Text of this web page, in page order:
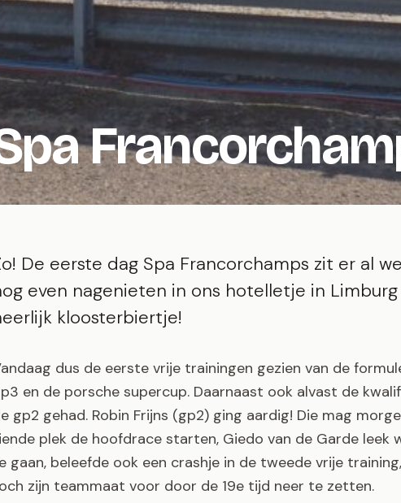
De eerste dag Spa Francorchamps zit er al
even nagenieten in ons hotelletje in
kloosterbiertje!
dus de eerste vrije trainingen gezien van de
en de porsche supercup. Daarnaast ook alvast de
gp2 gehad. Robin Frijns (gp2) ging aardig! Die mag
plek de hoofdrace starten, Giedo van de Garde leek
gaan, beleefde ook een crashje in de tweede vrije
zijn teammaat voor door de 19e tijd neer te zetten.